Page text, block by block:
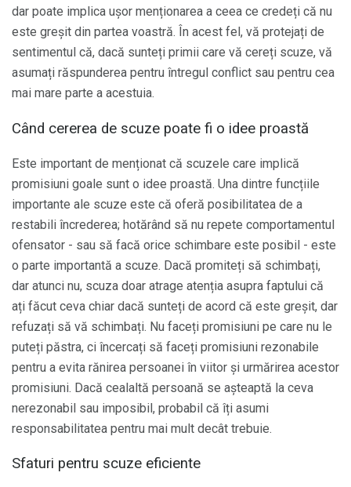
dar poate implica ușor menționarea a ceea ce credeți că nu
este greșit din partea voastră. În acest fel, vă protejați de
sentimentul că, dacă sunteți primii care vă cereți scuze, vă
asumați răspunderea pentru întregul conflict sau pentru cea
mai mare parte a acestuia.
Când cererea de scuze poate fi o idee proastă
Este important de menționat că scuzele care implică
promisiuni goale sunt o idee proastă. Una dintre funcțiile
importante ale scuze este că oferă posibilitatea de a
restabili încrederea; hotărând să nu repete comportamentul
ofensator - sau să facă orice schimbare este posibil - este
o parte importantă a scuze. Dacă promiteți să schimbați,
dar atunci nu, scuza doar atrage atenția asupra faptului că
ați făcut ceva chiar dacă sunteți de acord că este greșit, dar
refuzați să vă schimbați. Nu faceți promisiuni pe care nu le
puteți păstra, ci încercați să faceți promisiuni rezonabile
pentru a evita rănirea persoanei în viitor și urmărirea acestor
promisiuni. Dacă cealaltă persoană se așteaptă la ceva
nerezonabil sau imposibil, probabil că îți asumi
responsabilitatea pentru mai mult decât trebuie.
Sfaturi pentru scuze eficiente